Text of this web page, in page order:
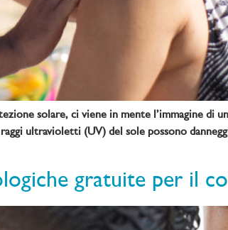
solare, ci viene in mente l’immagine di
ultravioletti (UV) del sole possono
gratuite per il